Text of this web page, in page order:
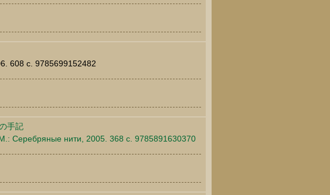
608 c. 9785699152482
手記
Серебряные нити, 2005. 368 c. 9785891630370